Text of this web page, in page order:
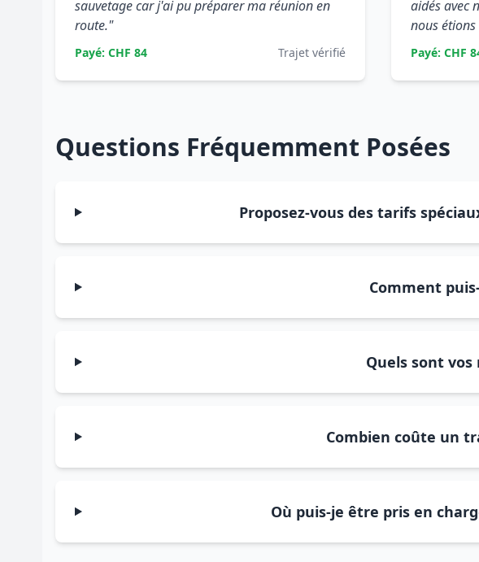
sauvetage car j'ai pu préparer ma réunion en
route."
Payé: CHF 84 Trajet vérifié
aidés avec
nous
Payé: CHF
Questions Fréquemment Posées
Proposez-vous des tarifs
Comment
Quels sont vos
Combien coûte un
Où puis-je être pris en